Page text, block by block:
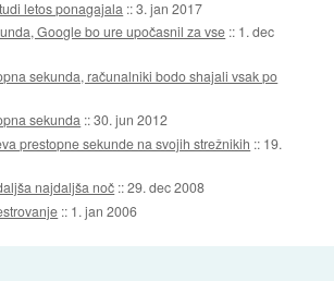
letos ponagajala ::3. jan 2017
Google bo ure upočasnil za vse :: 1. dec
sekunda, računalniki bodo shajali vsak po
sekunda ::30. jun 2012
prestopne sekunde na svojih strežnikih :: 19.
najdaljša noč ::29. dec 2008
:: 1. jan 2006